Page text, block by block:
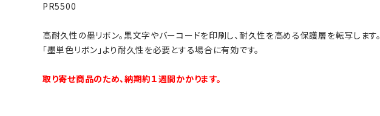
PR5500
高耐久性の墨リボン。黒文字やバーコードを印刷し、耐久性を高める保護層を転写します。
「墨単色リボン」より耐久性を必要とする場合に有効です。
取り寄せ商品のため、納期約１週間かかります。